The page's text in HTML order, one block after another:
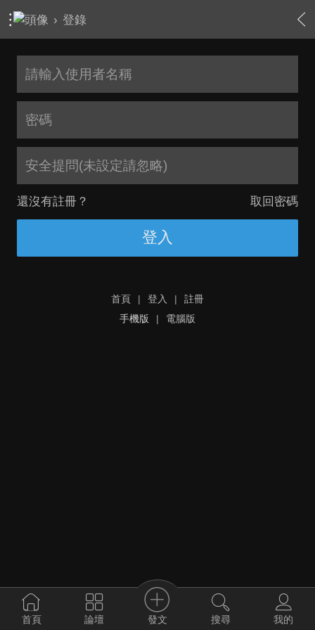
› 登錄
安全提問(未設定請忽略)
還沒有註冊？ 取回密碼
登入
首頁 | 登入 |
註冊
手機版
| 電腦版
首頁 論壇 發文 搜尋 我的